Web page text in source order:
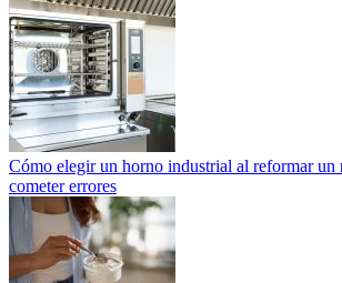
Cómo elegir un horno industrial al reformar un
cometer errores